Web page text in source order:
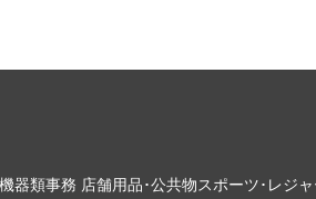
器類事務 店舗用品･公共物スポーツ･レジ